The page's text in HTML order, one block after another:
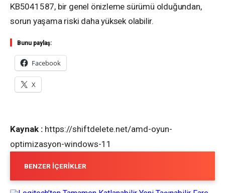
KB5041587, bir genel önizleme sürümü olduğundan,
sorun yaşama riski daha yüksek olabilir.
Bunu paylaş:
Facebook
X
Kaynak : https://shiftdelete.net/amd-oyun-
optimizasyon-windows-11
BENZER İÇERIKLER